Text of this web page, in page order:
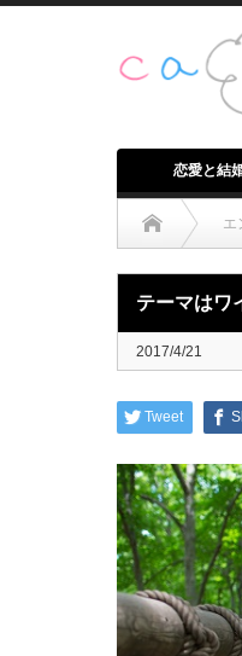
恋愛と結
エ
テーマはワ
2017/4/21
Tweet